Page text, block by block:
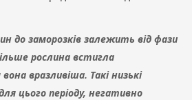
до заморозків залежить від фази
рослина встигла
вразливіша. Такі низькі
цього періоду, негативно